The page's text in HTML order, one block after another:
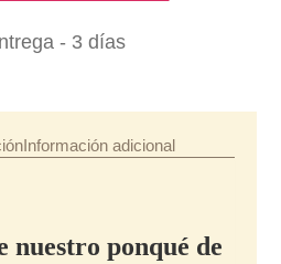
- 3 días
Información adicional
nuestro ponqué de